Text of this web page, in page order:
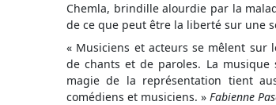
Chemla, brindille alourdie par la
de ce que peut être la liberté sur une
« Musiciens et acteurs se mêlent sur
de chants et de paroles. La
magie de la représentation tient
comédiens et musiciens. » Fabienne